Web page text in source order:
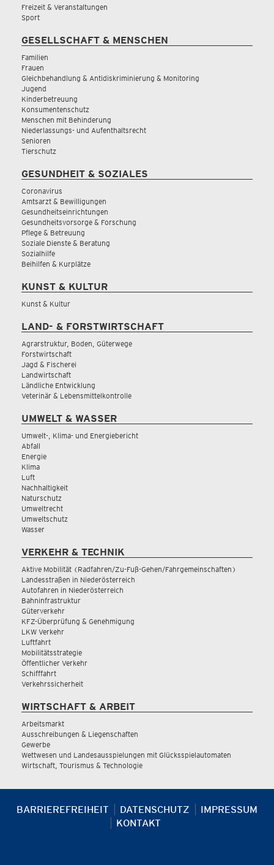
Freizeit & Veranstaltungen
Sport
GESELLSCHAFT & MENSCHEN
Familien
Frauen
Gleichbehandlung & Antidiskriminierung & Monitoring
Jugend
Kinderbetreuung
Konsumentenschutz
Menschen mit Behinderung
Niederlassungs- und Aufenthaltsrecht
Senioren
Tierschutz
GESUNDHEIT & SOZIALES
Coronavirus
Amtsarzt & Bewilligungen
Gesundheitseinrichtungen
Gesundheitsvorsorge & Forschung
Pflege & Betreuung
Soziale Dienste & Beratung
Sozialhilfe
Beihilfen & Kurplätze
KUNST & KULTUR
Kunst & Kultur
LAND- & FORSTWIRTSCHAFT
Agrarstruktur, Boden, Güterwege
Forstwirtschaft
Jagd & Fischerei
Landwirtschaft
Ländliche Entwicklung
Veterinär & Lebensmittelkontrolle
UMWELT & WASSER
Umwelt-, Klima- und Energiebericht
Abfall
Energie
Klima
Luft
Nachhaltigkeit
Naturschutz
Umweltrecht
Umweltschutz
Wasser
VERKEHR & TECHNIK
Aktive Mobilität (Radfahren/Zu-Fuß-Gehen/Fahrgemeinschaften)
Landesstraßen in Niederösterreich
Autofahren in Niederösterreich
Bahninfrastruktur
Güterverkehr
KFZ-Überprüfung & Genehmigung
LKW Verkehr
Luftfahrt
Mobilitätsstrategie
Öffentlicher Verkehr
Schifffahrt
Verkehrssicherheit
WIRTSCHAFT & ARBEIT
Arbeitsmarkt
Ausschreibungen & Liegenschaften
Gewerbe
Wettwesen und Landesausspielungen mit Glücksspielautomaten
Wirtschaft, Tourismus & Technologie
BARRIEREFREIHEIT DATENSCHUTZ
IMPRESSUM
KONTAKT